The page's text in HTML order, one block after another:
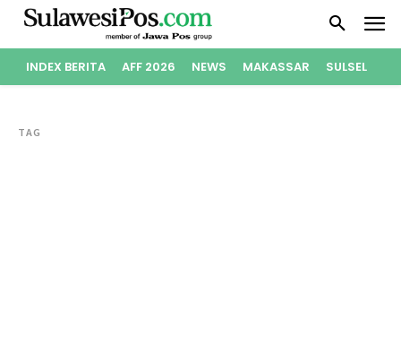
INDEX BERITA AFF 2026 NEWS MAKASSAR SULSEL
TAG